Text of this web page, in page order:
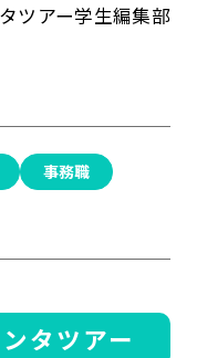
ツアー学生編集部
事務職
タツアー